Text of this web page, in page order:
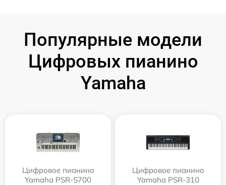
Популярные модели
Цифровых пианино
Yamaha
Цифровое пианино
Yamaha PSR-S700
Цифровое пианино
Yamaha PSR-310